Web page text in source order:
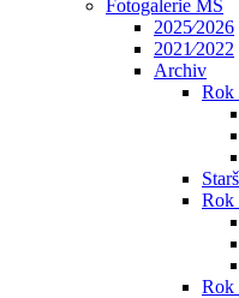
Fotogalerie MŠ
2025⁄2026
2021⁄2022
Archiv
Rok
Rok
Rok